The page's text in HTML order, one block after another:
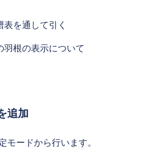
表を通して引く
羽根の表示について
追加
モードから行います。